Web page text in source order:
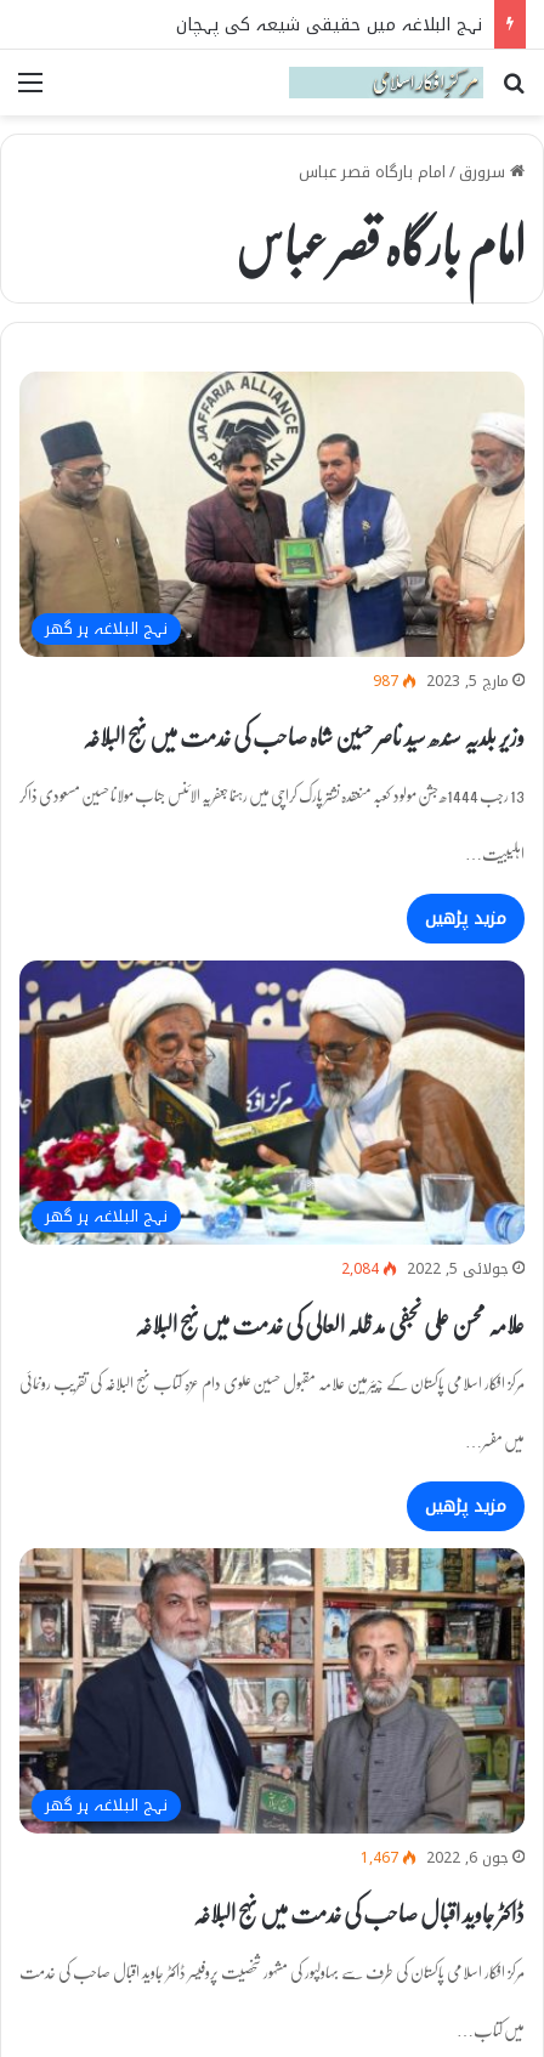
تربیت اولاد کے بنیادی اصول نہج البلاغہ کی روشنی میں
Search for
سرورق/امام بارگاہ قصر عباس
امام بارگاہ قصر عباس
نہج البلاغہ ہر گھر
مارچ 5, 2023 987
وزیر بلدیہ سندھ سید ناصر حسین شاہ صاحب کی خدمت میں نہج البلاغہ
13 رجب 1444ھ جشن مولود کعبہ منعقدہ نشتر پارک کراچی میں رہنما جعفریہ الائنس جناب مولانا حسین مسعودی ذاکر
اہلیبیت…
مزید پڑھیں
نہج البلاغہ ہر گھر
جولائی 5, 2022 2,084
علامہ محسن علی نجفی مد ظلہ العالی کی خدمت میں نہج البلاغہ
مرکز افکار اسلامی پاکستان کے چیئرمین علامہ مقبول حسین علوی دام عزہ کتاب نہج البلاغہ کی تقریب رونمائی
میں مفسر…
مزید پڑھیں
نہج البلاغہ ہر گھر
جون 6, 2022 1,467
ڈاکٹر جاوید اقبال صاحب کی خدمت میں نہج البلاغہ
مرکز افکار اسلامی پاکستان کی طرف سے بہاولپور کی مشہور شخصیت پروفیسر ڈاکٹر جاوید اقبال صاحب کی خدمت
میں کتاب…